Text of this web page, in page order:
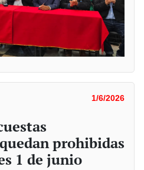
1/6/2026
prohibidas
1 de junio